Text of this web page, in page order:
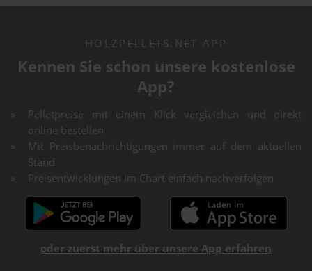
HOLZPELLETS.NET APP
Kennen Sie schon unsere kostenlose
App?
Pelletpreise mit einem Klick vergleichen und direkt
online bestellen
Mit Preisbenachrichtigungen immer auf dem aktuellen
Stand
Preisentwicklungen im Chart einfach nachverfolgen
oder zuerst mehr über unsere App erfahren